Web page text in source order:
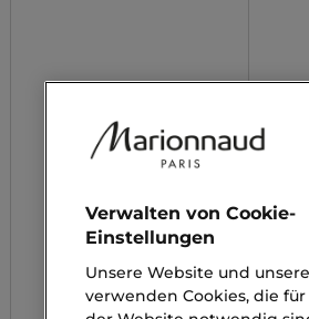
Verwalten von Cookie-
Einstellungen
Unsere Website und
verwenden Cookies, die